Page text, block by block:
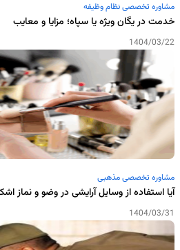
مشاوره تخصصی نظام وظیفه
خدمت در یگان ویژه یا سپاه؛ مزایا و معایب
1404/03/22
مشاوره تخصصی مذهبی
آیا استفاده از وسایل آرایشی در وضو و نماز
1404/03/31